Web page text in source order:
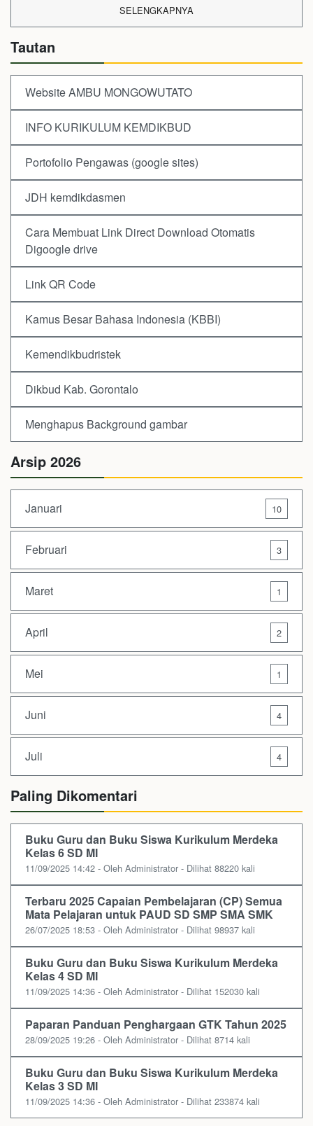
SELENGKAPNYA
Tautan
Website AMBU MONGOWUTATO
INFO KURIKULUM KEMDIKBUD
Portofolio Pengawas (google sites)
JDH kemdikdasmen
Cara Membuat Link Direct Download Otomatis
Digoogle drive
Link QR Code
Kamus Besar Bahasa Indonesia (KBBI)
Kemendikbudristek
Dikbud Kab. Gorontalo
Menghapus Background gambar
Arsip 2026
Januari 10
Februari 3
Maret 1
April 2
Mei 1
Juni 4
Juli 4
Paling Dikomentari
Buku Guru dan Buku Siswa Kurikulum Merdeka
Kelas 6 SD MI
11/09/2025 14:42 - Oleh Administrator - Dilihat 88220 kali
Terbaru 2025 Capaian Pembelajaran (CP) Semua
Mata Pelajaran untuk PAUD SD SMP SMA SMK
26/07/2025 18:53 - Oleh Administrator - Dilihat 98937 kali
Buku Guru dan Buku Siswa Kurikulum Merdeka
Kelas 4 SD MI
11/09/2025 14:36 - Oleh Administrator - Dilihat 152030 kali
Paparan Panduan Penghargaan GTK Tahun 2025
28/09/2025 19:26 - Oleh Administrator - Dilihat 8714 kali
Buku Guru dan Buku Siswa Kurikulum Merdeka
Kelas 3 SD MI
11/09/2025 14:36 - Oleh Administrator - Dilihat 233874 kali